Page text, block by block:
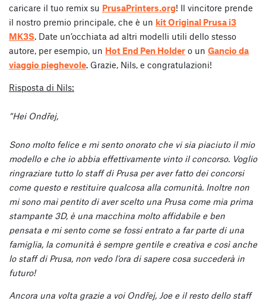
caricare il tuo remix su PrusaPrinters.org! Il vincitore prende
il nostro premio principale, che è un kit Original Prusa i3
MK3S. Date un’occhiata ad altri modelli utili dello stesso
autore, per esempio, un Hot End Pen Holder o un Gancio da
viaggio pieghevole. Grazie, Nils, e congratulazioni!
Risposta di Nils:
“Hei Ondřej,
Sono molto felice e mi sento onorato che vi sia piaciuto il mio
modello e che io abbia effettivamente vinto il concorso. Voglio
ringraziare tutto lo staff di Prusa per aver fatto dei concorsi
come questo e restituire qualcosa alla comunità. Inoltre non
mi sono mai pentito di aver scelto una Prusa come mia prima
stampante 3D, è una macchina molto affidabile e ben
pensata e mi sento come se fossi entrato a far parte di una
famiglia, la comunità è sempre gentile e creativa e così anche
lo staff di Prusa, non vedo l’ora di sapere cosa succederà in
futuro!
Ancora una volta grazie a voi Ondřej, Joe e il resto dello staff